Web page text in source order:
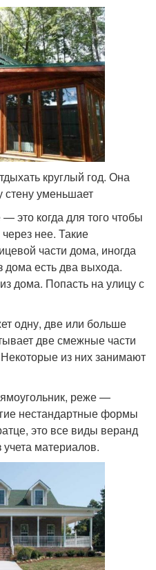
круглый год. Она
стену уменьшает
это когда для того чтобы
нее. Такие
части дома, иногда
есть два выхода.
дома. Попасть на улицу с
одну, две или больше
две смежные части
из них занимают
реже —
нестандартные формы
это все виды веранд
материалов.